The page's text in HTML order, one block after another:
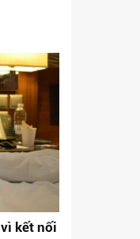
kết nối